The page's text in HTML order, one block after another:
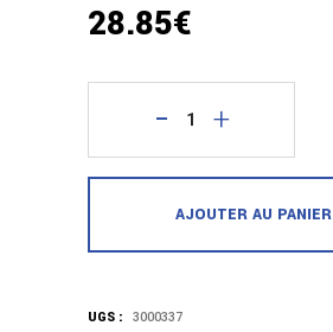
28.85€
Artero
Wide
Comb
AJOUTER AU PANIER
UGS : 3000337